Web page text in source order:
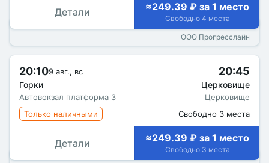
Детали ≈249.39 ₽ за 1 место
Свободно 4 места
ООО Прогресслайн
20:109 авг., вс
Горки
Автовокзал платформа 3
20:45
Церковище
Церковище
Только наличными
Свободно 3 места
Детали ≈249.39 ₽ за 1 место
Свободно 3 места